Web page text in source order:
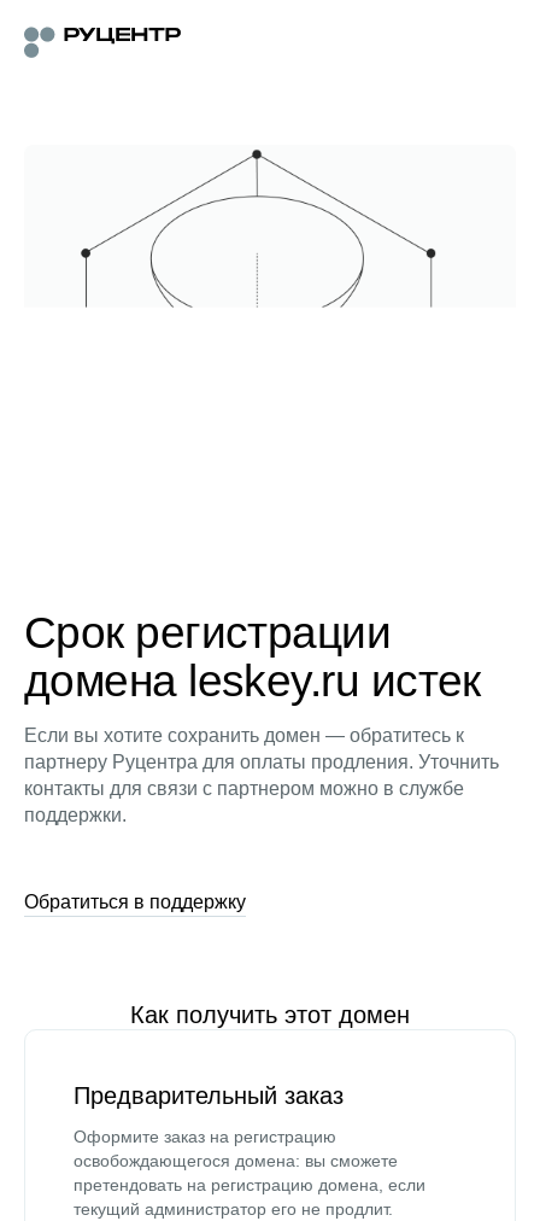
Срок регистрации
домена leskey.ru истек
Если вы хотите сохранить домен — обратитесь к
партнеру Руцентра для оплаты продления. Уточнить
контакты для связи с партнером можно в службе
поддержки.
Обратиться в поддержку
Как получить этот домен
Предварительный заказ
Оформите заказ на регистрацию
освобождающегося домена: вы сможете
претендовать на регистрацию домена, если
текущий администратор его не продлит.